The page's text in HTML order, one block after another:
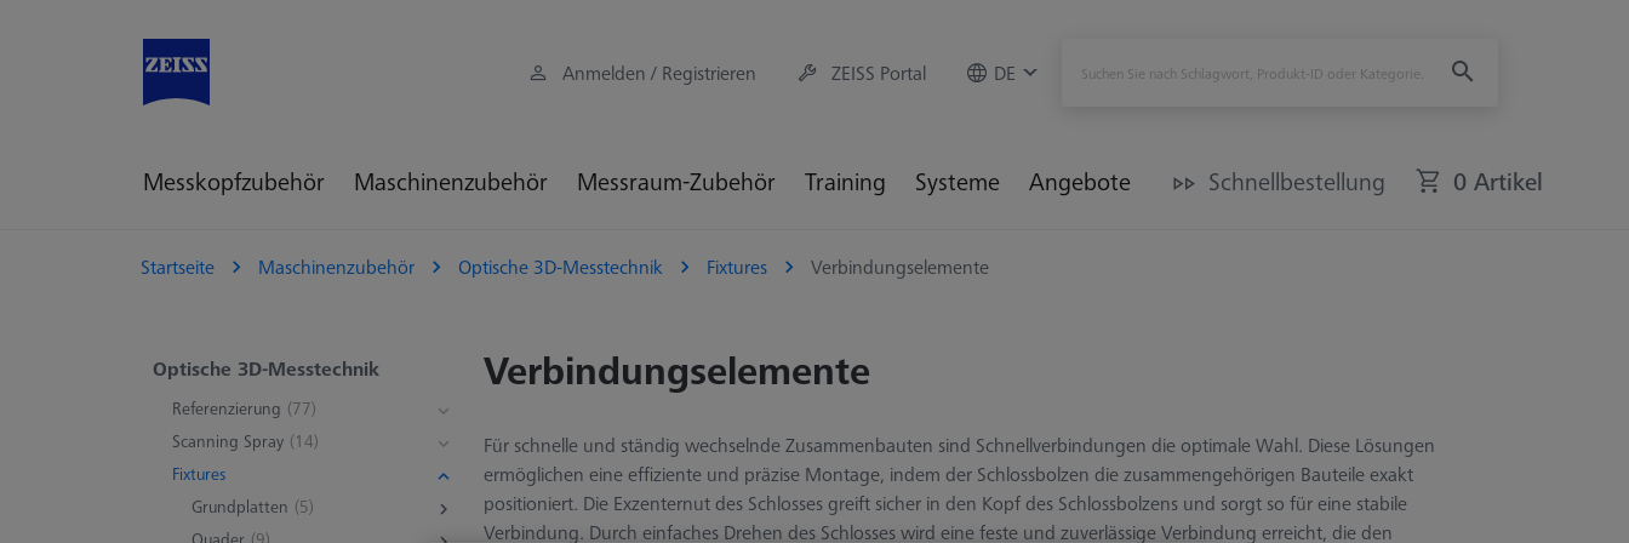
Anmelden / Registrieren ZEISS Portal DE
Messkopfzubehör Maschinenzubehör Messraum-Zubehör Training Systeme Angebote Schnellbestellung 0 Artikel
Startseite Maschinenzubehör Optische 3D-Messtechnik Fixtures Verbindungselemente
Optische 3D-Messtechnik
Referenzierung (77)
Scanning Spray (14)
Fixtures
Grundplatten (5)
Verbindungselemente
Für schnelle und ständig wechselnde Zusammenbauten sind Schnellverbindungen die optimale Wahl. Diese Lösungen
ermöglichen eine effiziente und präzise Montage, indem der Schlossbolzen die zusammengehörigen Bauteile exakt
positioniert. Die Exzenternut des Schlosses greift sicher in den Kopf des Schlossbolzens und sorgt so für eine stabile
Verbindung. Durch einfaches Drehen des Schlosses wird eine feste und zuverlässige Verbindung erreicht, die den